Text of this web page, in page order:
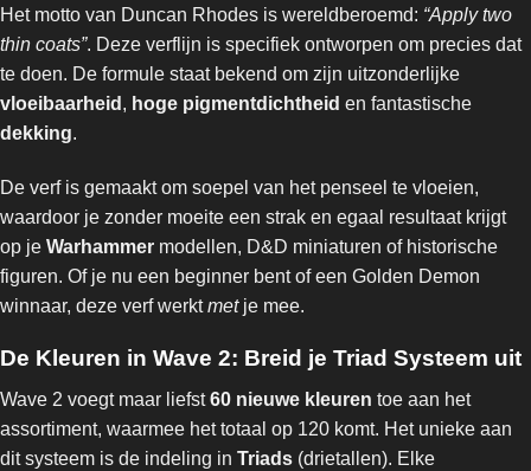
Het motto van Duncan Rhodes is wereldberoemd: “Apply two
thin coats”. Deze verflijn is specifiek ontworpen om precies dat
te doen. De formule staat bekend om zijn uitzonderlijke
vloeibaarheid , hoge pigmentdichtheid en fantastische
dekking.
De verf is gemaakt om soepel van het penseel te vloeien,
waardoor je zonder moeite een strak en egaal resultaat krijgt
op je Warhammer modellen, D&D miniaturen of historische
figuren. Of je nu een beginner bent of een Golden Demon
winnaar, deze verf werktmetje mee.
De Kleuren in Wave 2: Breid je Triad Systeem uit
Wave 2 voegt maar liefst60 nieuwe kleuren toe aan het
assortiment, waarmee het totaal op 120 komt. Het unieke aan
dit systeem is de indeling in Triads (drietallen). Elke